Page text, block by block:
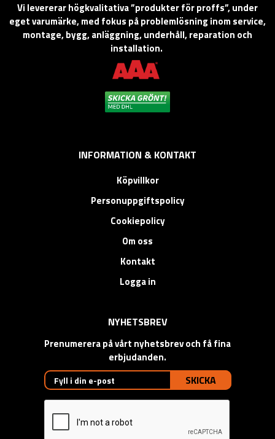
Vi levererar högkvalitativa ”produkter för proffs”, under
eget varumärke, med fokus på problemlösning inom service,
montage, bygg, anläggning, underhåll, reparation och
installation.
INFORMATION & KONTAKT
Köpvillkor
Personuppgiftspolicy
Cookiepolicy
Om oss
Kontakt
Logga in
NYHETSBREV
Prenumerera på vårt nyhetsbrev och få fina
erbjudanden.
SKICKA